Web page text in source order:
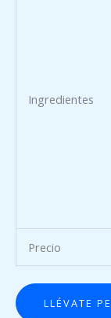
Ingredientes
Precio
LLÉVATE